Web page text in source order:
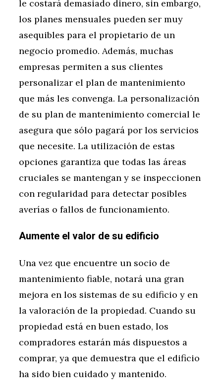
le costará demasiado dinero, sin embargo,
los planes mensuales pueden ser muy
asequibles para el propietario de un
negocio promedio. Además, muchas
empresas permiten a sus clientes
personalizar el plan de mantenimiento
que más les convenga. La personalización
de su plan de mantenimiento comercial le
asegura que sólo pagará por los servicios
que necesite. La utilización de estas
opciones garantiza que todas las áreas
cruciales se mantengan y se inspeccionen
con regularidad para detectar posibles
averías o fallos de funcionamiento.
Aumente el valor de su edificio
Una vez que encuentre un socio de
mantenimiento fiable, notará una gran
mejora en los sistemas de su edificio y en
la valoración de la propiedad. Cuando su
propiedad está en buen estado, los
compradores estarán más dispuestos a
comprar, ya que demuestra que el edificio
ha sido bien cuidado y mantenido.